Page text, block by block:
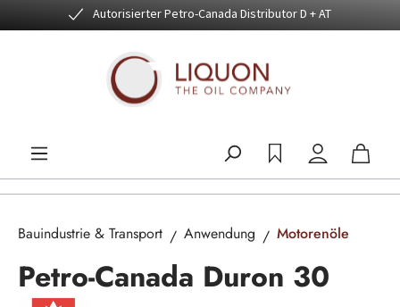
Zum Hauptinhalt springenAutorisierter Petro-Canada Distributor D + AT
Bauindustrie & Transport Anwendung Motorenöle
Petro-Canada Duron 30